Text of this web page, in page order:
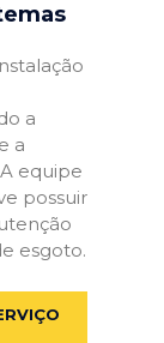
a
a
equipe
possuir
esgoto.